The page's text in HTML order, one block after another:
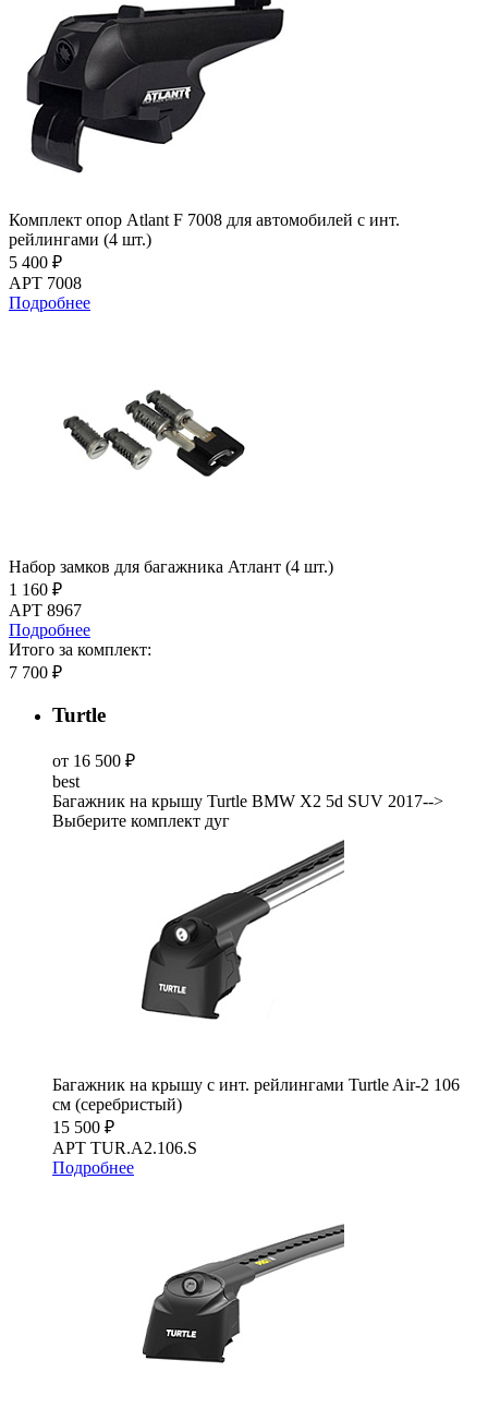
Комплект опор Atlant F 7008 для автомобилей с инт.
рейлингами (4 шт.)
5 400 ₽
АРТ 7008
Подробнее
Набор замков для багажника Атлант (4 шт.)
1 160 ₽
АРТ 8967
Подробнее
Итого за комплект:
7 700 ₽
Turtle
от 16 500 ₽
best
Багажник на крышу Turtle BMW X2 5d SUV 2017-->
Выберите комплект дуг
Багажник на крышу с инт. рейлингами Turtle Air-2 106
см (серебристый)
15 500 ₽
АРТ TUR.A2.106.S
Подробнее